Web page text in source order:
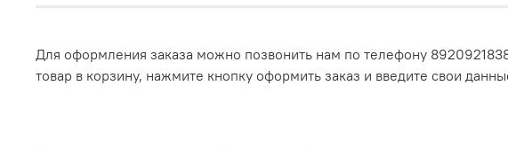
Для оформления заказа можно позвонить нам по телефону
товар в корзину, нажмите кнопку оформить заказ и введите свои